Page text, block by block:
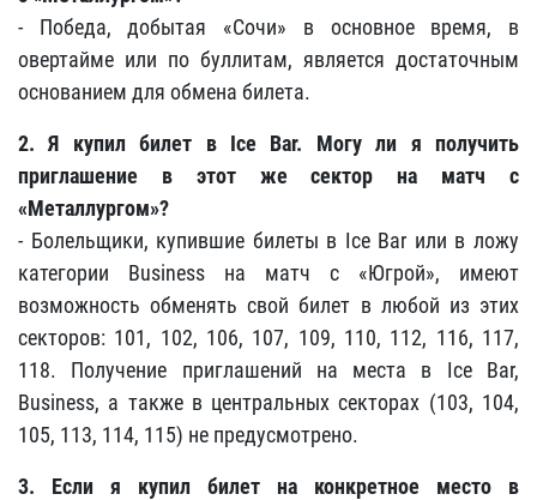
- Победа, добытая «Сочи» в основное время, в
овертайме или по буллитам, является достаточным
основанием для обмена билета.
2. Я купил билет в Ice Bar. Могу ли я получить
приглашение в этот же сектор на матч с
«Металлургом»?
- Болельщики, купившие билеты в Ice Bar или в ложу
категории Business на матч с «Югрой», имеют
возможность обменять свой билет в любой из этих
секторов: 101, 102, 106, 107, 109, 110, 112, 116, 117,
118. Получение приглашений на места в Ice Bar,
Business, а также в центральных секторах (103, 104,
105, 113, 114, 115) не предусмотрено.
3. Если я купил билет на конкретное место в